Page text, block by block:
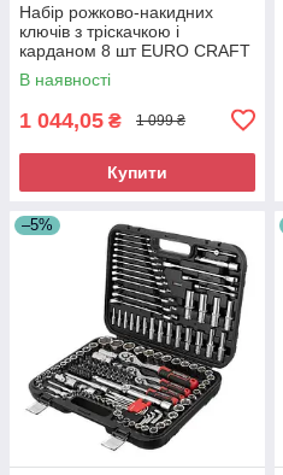
Набір рожково-накидних
ключів з тріскачкою і
карданом 8 шт EURO CRAFT
6-19 Польща
В наявності
1 044,05 ₴ 1 099 ₴
Купити
–5%